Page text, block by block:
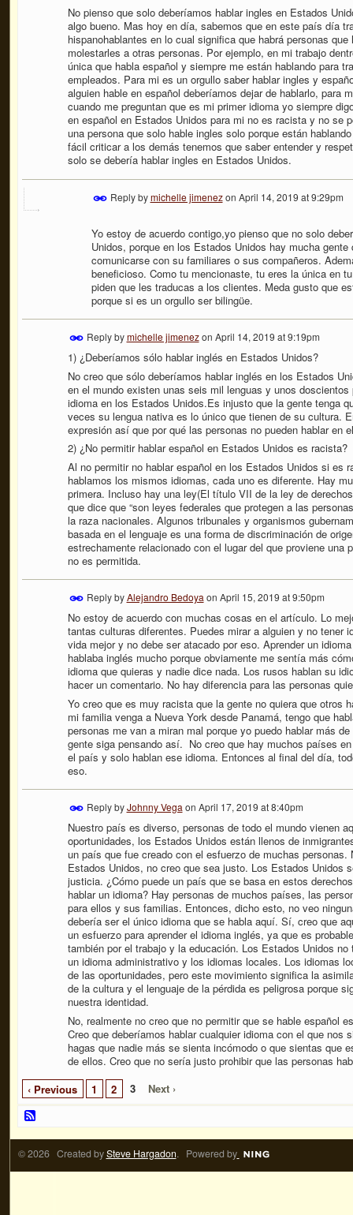
No pienso que solo deberíamos hablar ingles en Estados
algo bueno. Mas hoy en día, sabemos que en este país día
hispanohablantes en lo cual significa que habrá personas
molestarles a otras personas. Por ejemplo, en mi trabajo
única que habla español y siempre me están hablando para
empleados. Para mi es un orgullo saber hablar ingles y
alguien hable en español deberíamos dejar de hablarlo, para
cuando me preguntan que es mi primer idioma yo siempre
en español en Estados Unidos para mi no es racista y no se
una persona que solo hable ingles solo porque están
fácil criticar a los demás tenemos que saber entender y
solo se debería hablar ingles en Estados Unidos.
Reply bymichelle jimenezon April 14, 2019 at 9:29pm
Yo estoy de acuerdo contigo,yo pienso que no solo
Unidos, porque en los Estados Unidos hay mucha
comunicarse con su familiares o sus compañeros.
beneficioso. Como tu mencionaste, tu eres la única en
piden que les traducas a los clientes. Meda gusto que
porque si es un orgullo ser bilingüe.
Reply bymichelle jimenezon April 14, 2019 at 9:19pm
1) ¿Deberíamos sólo hablar inglés en Estados Unidos?
No creo que sólo deberíamos hablar inglés en los Estados
en el mundo existen unas seis mil lenguas y unos
idioma en los Estados Unidos.Es injusto que la gente tenga
veces su lengua nativa es lo único que tienen de su cultura.
expresión así que por qué las personas no pueden hablar en
2) ¿No permitir hablar español en Estados Unidos es racista?
Al no permitir no hablar español en los Estados Unidos si es
hablamos los mismos idiomas, cada uno es diferente. Hay
primera. Incluso hay una ley(El título VII de la ley de
que dice que “son leyes federales que protegen a las
la raza nacionales. Algunos tribunales y organismos
basada en el lenguaje es una forma de discriminación de
estrechamente relacionado con el lugar del que proviene una
no es permitida.
Reply byAlejandro Bedoya on April 15, 2019 at 9:50pm
No estoy de acuerdo con muchas cosas en el artículo. Lo
tantas culturas diferentes. Puedes mirar a alguien y no tener
vida mejor y no debe ser atacado por eso. Aprender un
hablaba inglés mucho porque obviamente me sentía más
idioma que quieras y nadie dice nada. Los rusos hablan su
hacer un comentario. No hay diferencia para las personas
Yo creo que es muy racista que la gente no quiera que otros
mi familia venga a Nueva York desde Panamá, tengo que
personas me van a miran mal porque yo puedo hablar más
gente siga pensando así. No creo que hay muchos países
el país y solo hablan ese idioma. Entonces al final del día,
eso.
Reply byJohnny Vega on April 17, 2019 at 8:40pm
Nuestro país es diverso, personas de todo el mundo vienen
oportunidades, los Estados Unidos están llenos de
un país que fue creado con el esfuerzo de muchas
Estados Unidos, no creo que sea justo. Los Estados Unidos
justicia. ¿Cómo puede un país que se basa en estos
hablar un idioma? Hay personas de muchos países, las
para ellos y sus familias. Entonces, dicho esto, no veo
debería ser el único idioma que se habla aquí. Sí, creo que
un esfuerzo para aprender el idioma inglés, ya que es
también por el trabajo y la educación. Los Estados Unidos
un idioma administrativo y los idiomas locales. Los idiomas
de las oportunidades, pero este movimiento significa la
de la cultura y el lenguaje de la pérdida es peligrosa porque
nuestra identidad.
No, realmente no creo que no permitir que se hable español
Creo que deberíamos hablar cualquier idioma con el que nos
hagas que nadie más se sienta incómodo o que sientas que
de ellos. Creo que no sería justo prohibir que las personas
‹ Previous
1 2 3 Next ›
© 2026 Created bySteve Hargadon. Powered by